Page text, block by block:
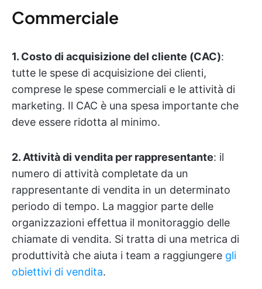
Commerciale
1. Costo di acquisizione del cliente (CAC):
tutte le spese di acquisizione dei clienti,
comprese le spese commerciali e le attività di
marketing. Il CAC è una spesa importante che
deve essere ridotta al minimo.
2. Attività di vendita per rappresentante: il
numero di attività completate da un
rappresentante di vendita in un determinato
periodo di tempo. La maggior parte delle
organizzazioni effettua il monitoraggio delle
chiamate di vendita. Si tratta di una metrica di
produttività che aiuta i team a raggiungere gli
obiettivi di vendita.